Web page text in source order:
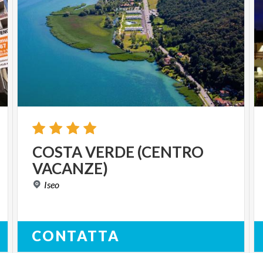
COSTAVERDE (CENTRO
VACANZE)
Iseo
CONTATTA